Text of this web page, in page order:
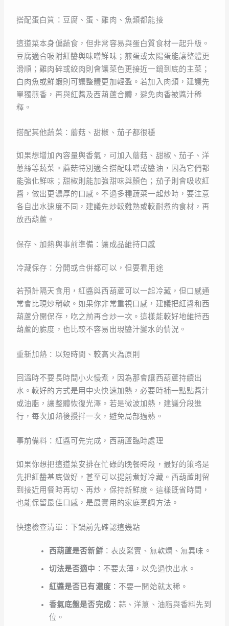
搭配蛋白質：豆腐、蛋、雞肉、魚類都能接
這道菜本身偏蔬食，但非常容易與蛋白質食材一起升級。
豆腐適合吸附紅醬與味噌鮮味；煎蛋或太陽蛋能讓整體更
滑順；雞肉碎或絞肉則會讓菜色更接近一鍋到底的主菜；
白肉魚或鮮蝦則可讓整體更加輕盈。若加入肉類，建議先
單獨煎香，再與紅醬及西葫蘆合體，避免肉香被醬汁稀
釋。
搭配其他蔬菜：蘑菇、甜椒、茄子都很穩
如果想增加內容量與香氣，可加入蘑菇、甜椒、茄子、洋
蔥絲等蔬菜。蘑菇特別適合搭配味噌或醬油，因為它們都
能強化鮮味；甜椒則能加強甜味與顏色；茄子則會吸收紅
醬，做出更濃厚的口感。不過多種蔬菜一起炒時，要注意
各自出水速度不同，建議先炒較難熟或較耐煮的食材，再
放西葫蘆。
保存、加熱與事前準備：讓成品維持口感
冷藏保存：分開或合併都可以，但要看用途
若預計隔天食用，紅醬與西葫蘆可以一起冷藏，但口感通
常會比現炒稍軟。如果你非常重視口感，建議把紅醬和西
葫蘆分開保存，吃之前再合炒一次。這樣能較好地維持西
葫蘆的脆度，也比較不容易出現醬汁變水的情況。
重新加熱：以短時間、較高火為原則
回溫時不要長時間小火慢煮，因為那會讓西葫蘆持續出
水。較好的方式是用中火快速加熱，必要時補一點點醬汁
或油脂，讓整體恢復光澤。若是微波加熱，建議分段進
行，每次加熱後攪拌一次，避免局部過熟。
事前備料：紅醬可先完成，西葫蘆臨時處理
如果你想把這道菜安排在忙碌的晚餐時段，最好的策略是
先把紅醬基底做好，甚至可以提前煮好冷藏。西葫蘆則留
到接近用餐時再切、再炒，保持新鮮度。這樣既省時間，
也能保留最佳口感，是最實用的家庭烹調方法。
快速檢查清單：下鍋前先確認這幾點
西葫蘆是否新鮮：表皮緊實、無軟爛、無異味。
切法是否適中 ：不要太薄，以免過快出水。
紅醬是否已有濃度：不要一開始就太稀。
香氣底盤是否完成：蒜、洋蔥、油脂與香料先到
位。